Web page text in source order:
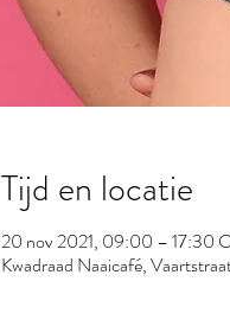
Tijd en locatie
20 nov 2021, 09:00 – 17:30
Kwadraad Naaicafé,